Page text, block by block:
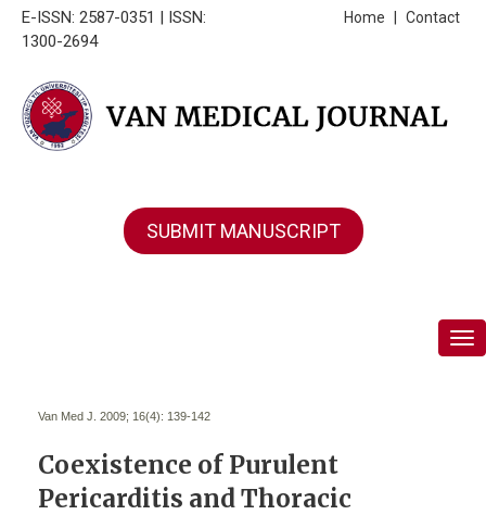
E-ISSN: 2587-0351 | ISSN:
1300-2694
Contact
Home
SUBMIT MANUSCRIPT
Van Med J. 2009; 16(4): 139-142
Coexistence of Purulent
Pericarditis and Thoracic